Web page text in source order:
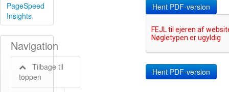
PageSpeed
Insights
Navigation
Tilbage til
toppen
Hent PDF-version